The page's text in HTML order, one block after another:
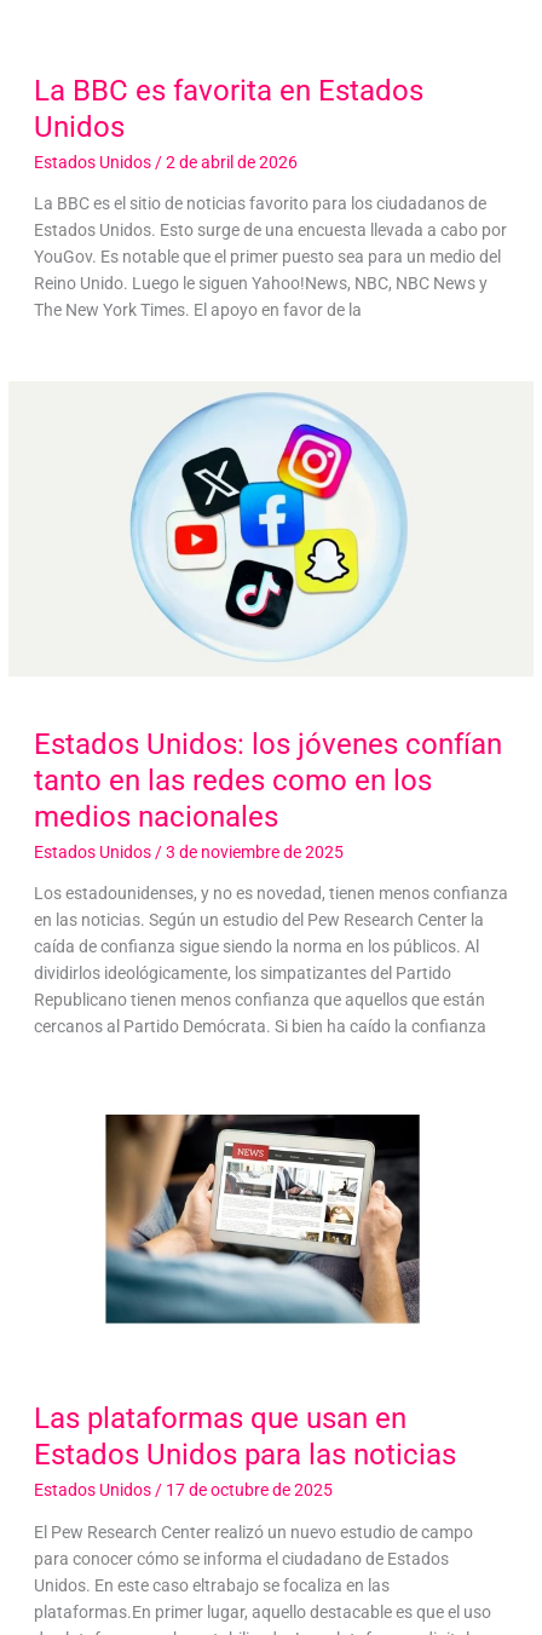
La BBC es favorita en Estados
Unidos
Estados Unidos/2 de abril de 2026
La BBC es el sitio de noticias favorito para los ciudadanos de
Estados Unidos. Esto surge de una encuesta llevada a cabo por
YouGov. Es notable que el primer puesto sea para un medio del
Reino Unido. Luego le siguen Yahoo!News, NBC, NBC News y
The New York Times. El apoyo en favor de la
Estados Unidos: los jóvenes confían
tanto en las redes como en los
medios nacionales
Estados Unidos/3 de noviembre de 2025
Los estadounidenses, y no es novedad, tienen menos confianza
en las noticias. Según un estudio del Pew Research Center la
caída de confianza sigue siendo la norma en los públicos. Al
dividirlos ideológicamente, los simpatizantes del Partido
Republicano tienen menos confianza que aquellos que están
cercanos al Partido Demócrata. Si bien ha caído la confianza
Las plataformas que usan en
Estados Unidos para las noticias
Estados Unidos/ 17 de octubre de 2025
El Pew Research Center realizó un nuevo estudio de campo
para conocer cómo se informa el ciudadano de Estados
Unidos. En este caso eltrabajo se focaliza en las
plataformas.En primer lugar, aquello destacable es que el uso